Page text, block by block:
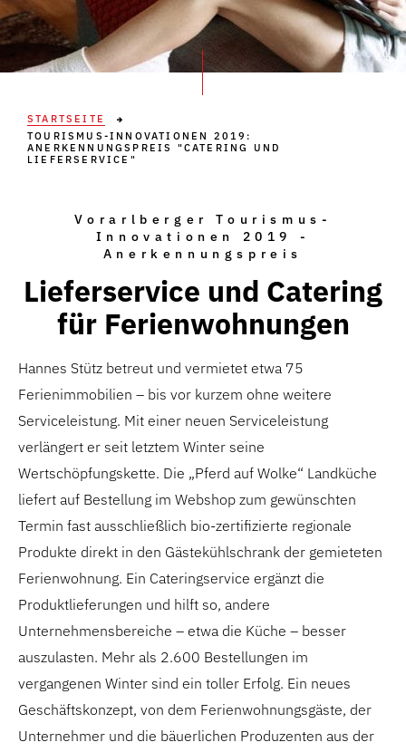
STARTSEITE
TOURISMUS-INNOVATIONEN 2019:
ANERKENNUNGSPREIS "CATERING UND
LIEFERSERVICE"
Vorarlberger Tourismus-
Innovationen 2019 -
Anerkennungspreis
Lieferservice und Catering
für Ferienwohnungen
Hannes Stütz betreut und vermietet etwa 75
Ferienimmobilien – bis vor kurzem ohne weitere
Serviceleistung. Mit einer neuen Serviceleistung
verlängert er seit letztem Winter seine
Wertschöpfungskette. Die „Pferd auf Wolke“ Landküche
liefert auf Bestellung im Webshop zum gewünschten
Termin fast ausschließlich bio-zertifizierte regionale
Produkte direkt in den Gästekühlschrank der gemieteten
Ferienwohnung. Ein Cateringservice ergänzt die
Produktlieferungen und hilft so, andere
Unternehmensbereiche – etwa die Küche – besser
auszulasten. Mehr als 2.600 Bestellungen im
vergangenen Winter sind ein toller Erfolg. Ein neues
Geschäftskonzept, von dem Ferienwohnungsgäste, der
Unternehmer und die bäuerlichen Produzenten aus der